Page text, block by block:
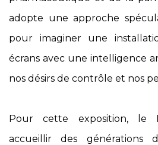
adopte une approche
pour imaginer une
écrans avec une intelligence
nos désirs de contrôle et nos
Pour cette exposition, le
accueillir des générations